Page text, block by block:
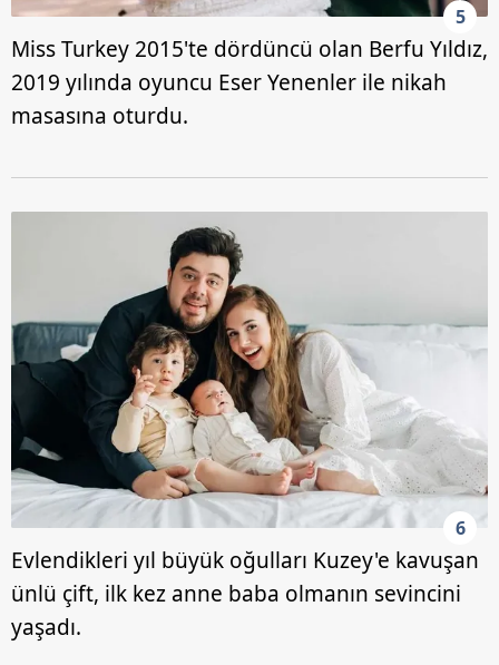
5
Miss Turkey 2015'te dördüncü olan Berfu Yıldız,
2019 yılında oyuncu Eser Yenenler ile nikah
masasına oturdu.
6
Evlendikleri yıl büyük oğulları Kuzey'e kavuşan
ünlü çift, ilk kez anne baba olmanın sevincini
yaşadı.